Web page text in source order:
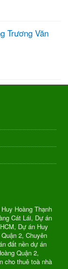
Trương Văn
Hoàng Thạnh
Cát Lái, Dự án
Dự án Huy
2, Chuyên
đất nền dự án
Quận 2,
cho thuê toà nhà